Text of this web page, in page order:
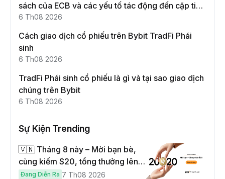
sách của ECB và các yếu tố tác động đến cặp tiền
này
6 Th08 2026
Cách giao dịch cổ phiếu trên Bybit TradFi Phái
sinh
6 Th08 2026
TradFi Phái sinh cổ phiếu là gì và tại sao giao dịch
chúng trên Bybit
6 Th08 2026
Sự Kiện Trending
🇻🇳 Tháng 8 này – Mời bạn bè,
cùng kiếm $20, tổng thưởng lên
đến $1,000
Đang Diễn Ra 7 Th08 2026